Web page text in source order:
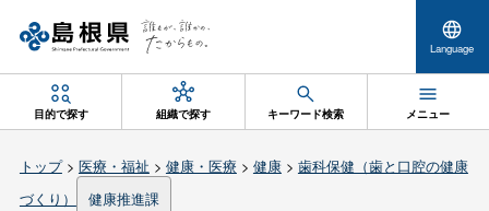
Language
目的で探す 組織で探す キーワード検索 メニュー
トップ> 医療・福祉 > 健康・医療 > 健康> 歯科保健（歯と口腔の健康
づくり）
健康推進課